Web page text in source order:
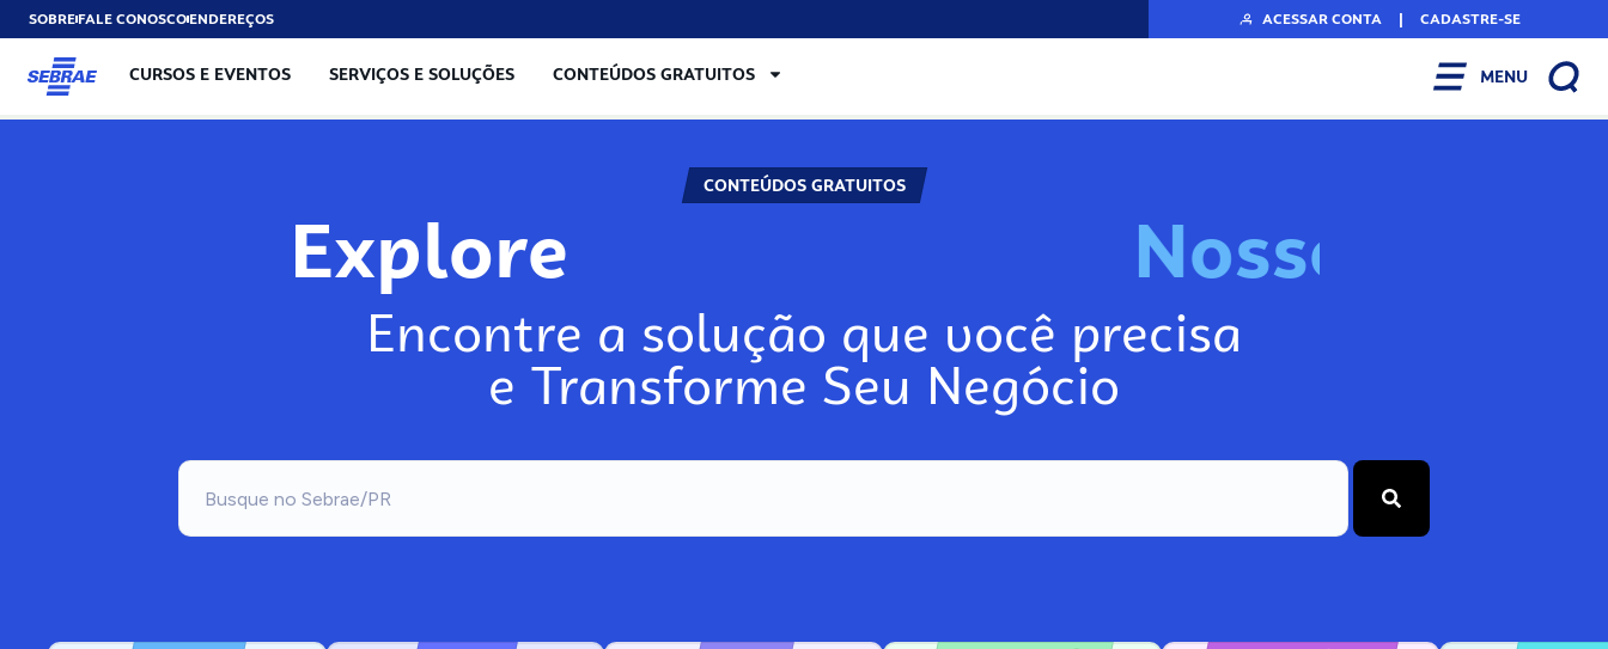
SOBREFALE CONOSCOENDEREÇOS ACESSAR CONTA | CADASTRE-SE
CURSOS E EVENTOS SERVIÇOS E SOLUÇÕES CONTEÚDOS GRATUITOS MENU
CONTEÚDOS GRATUITOS
Explore Nosso
Encontre a solução que você precisa
e Transforme Seu Negócio